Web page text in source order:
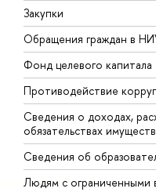
Закупки
Обращения граждан в
Фонд целевого капитала
Противодействие
Сведения о доходах,
обязательствах
Сведения об
Людям с ограниченными